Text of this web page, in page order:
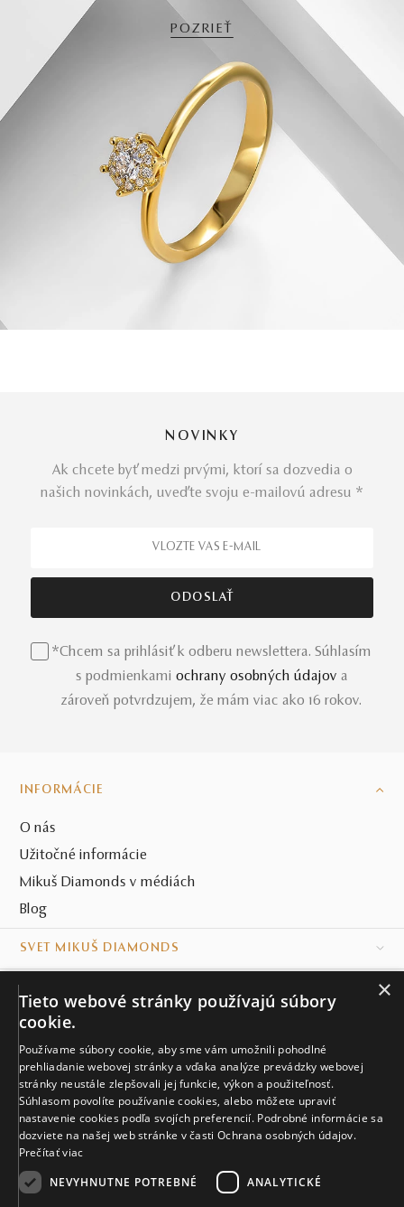
POZRIEŤ
NOVINKY
Ak chcete byť medzi prvými, ktorí sa dozvedia o
našich novinkách, uveďte svoju e-mailovú adresu *
*Chcem sa prihlásiť k odberu newslettera. Súhlasím
s podmienkami ochrany osobných údajov a
zároveň potvrdzujem, že mám viac ako 16 rokov.
INFORMÁCIE
O nás
Užitočné informácie
Mikuš Diamonds v médiách
Blog
SVET MIKUŠ DIAMONDS
KONTAKT
Naše klenotníctva
Sídlo spoločnosti
×
Tieto webové stránky používajú súbory
cookie.
Používame súbory cookie, aby sme vám umožnili pohodlné
prehliadanie webovej stránky a vďaka analýze prevádzky webovej
stránky neustále zlepšovali jej funkcie, výkon a použiteľnosť.
Súhlasom povolíte používanie cookies, alebo môžete upraviť
nastavenie cookies podľa svojích preferencií. Podrobné informácie sa
dozviete na našej web stránke v časti Ochrana osobných údajov.
Prečítať viac
NEVYHNUTNE POTREBNÉ
ANALYTICKÉ